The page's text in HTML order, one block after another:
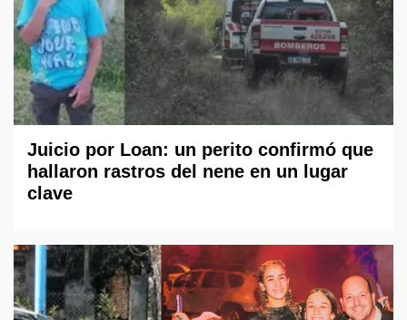
Juicio por Loan: un perito confirmó que
hallaron rastros del nene en un lugar
clave